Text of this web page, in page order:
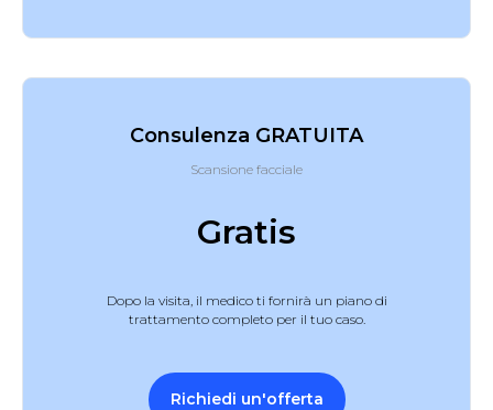
Consulenza GRATUITA
Scansione facciale
Gratis
Dopo la visita, il medico ti fornirà un piano di
trattamento completo per il tuo caso.
Richiedi un'offerta